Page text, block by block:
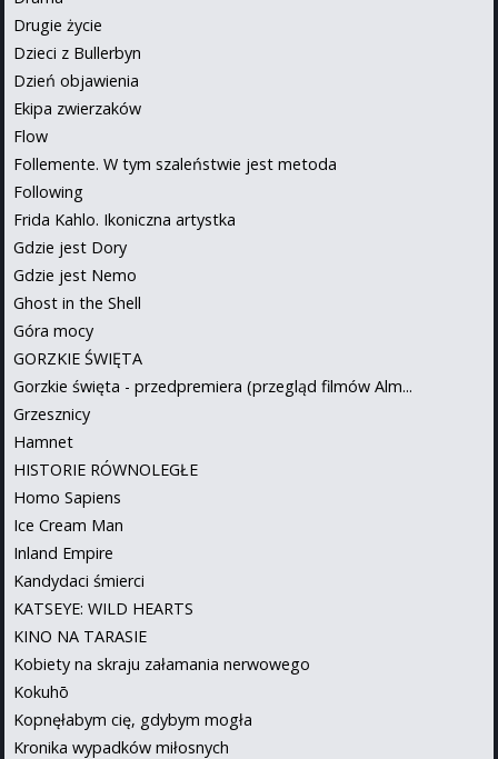
Drugie życie
Dzieci z Bullerbyn
Dzień objawienia
Ekipa zwierzaków
Flow
Follemente. W tym szaleństwie jest metoda
Following
Frida Kahlo. Ikoniczna artystka
Gdzie jest Dory
Gdzie jest Nemo
Ghost in the Shell
Góra mocy
GORZKIE ŚWIĘTA
Gorzkie święta - przedpremiera (przegląd filmów Alm...
Grzesznicy
Hamnet
HISTORIE RÓWNOLEGŁE
Homo Sapiens
Ice Cream Man
Inland Empire
Kandydaci śmierci
KATSEYE: WILD HEARTS
KINO NA TARASIE
Kobiety na skraju załamania nerwowego
Kokuhō
Kopnęłabym cię, gdybym mogła
Kronika wypadków miłosnych